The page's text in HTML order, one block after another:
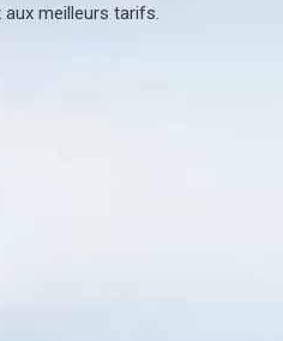
meilleurs tarifs.